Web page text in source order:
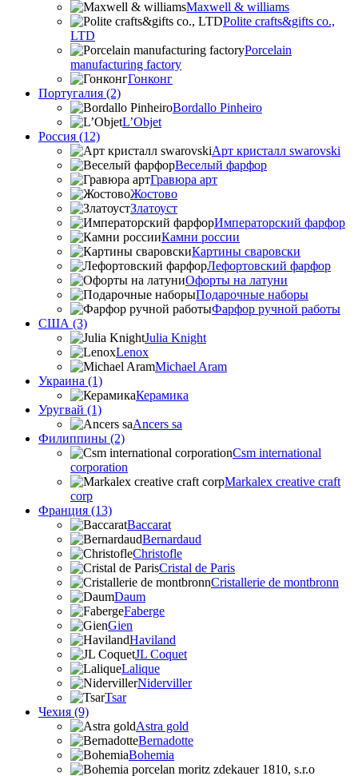
Maxwell & williams
Polite crafts&gifts co.,
LTD
Porcelain
manufacturing factory
Гонконг
Португалия (2)
Bordallo Pinheiro
L’Objet
Россия (12)
Арт кристалл swarovski
Веселый фарфор
Гравюра арт
Жостово
Златоуст
Императорский фарфор
Камни россии
Картины сваровски
Лефортовский фарфор
Офорты на латуни
Подарочные наборы
Фарфор ручной работы
США (3)
Julia Knight
Lenox
Michael Aram
Украина (1)
Керамика
Уругвай (1)
Ancers sa
Филиппины (2)
Csm international
corporation
Markalex creative craft
corp
Франция (13)
Baccarat
Bernardaud
Christofle
Cristal de Paris
Cristallerie de montbronn
Daum
Faberge
Gien
Haviland
JL Coquet
Lalique
Niderviller
Tsar
Чехия (9)
Astra gold
Bernadotte
Bohemia